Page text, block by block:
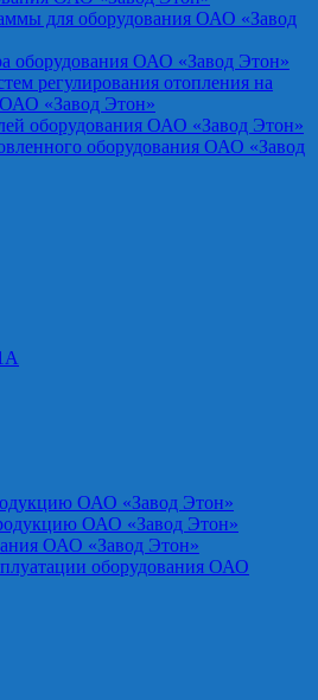
для оборудования ОАО «Завод
оборудования ОАО «Завод Этон»
регулирования отопления на
ОАО «Завод Этон»
оборудования ОАО «Завод Этон»
оборудования ОАО «Завод
ОАО «Завод Этон»
ОАО «Завод Этон»
ОАО «Завод Этон»
оборудования ОАО